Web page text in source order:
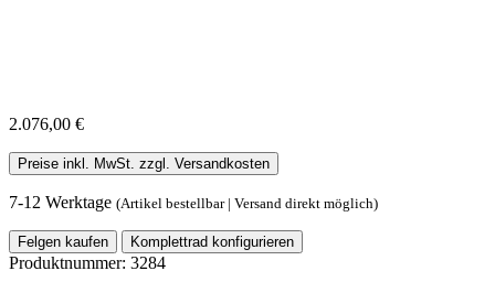
2.076,00 €
Preise inkl. MwSt. zzgl. Versandkosten
7-12 Werktage (Artikel bestellbar | Versand direkt möglich)
Felgen kaufen Komplettrad konfigurieren
Produktnummer: 3284